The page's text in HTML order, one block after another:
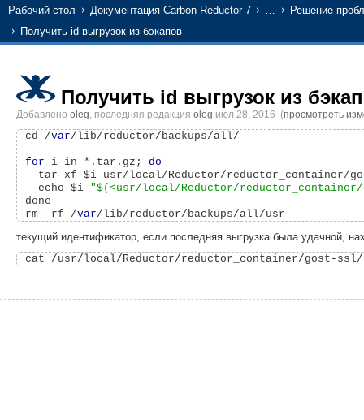
Рабочий стол Документация Carbon Reductor 7 …
Решение
Получить id выгрузок из бэкапов
Получить id выгрузок из
Добавлено oleg, последняя редакция oleg июл 28, 2016 (просмотреть
cd /var/lib/reductor/backups/all/
for i in *.tar.gz; do
tar xf $i usr/local/Reductor/reductor_container/
  echo $i
"$(<usr/local/Reductor/
done
rm -rf /var
текущий идентификатор, если последняя выгрузка была удачной,